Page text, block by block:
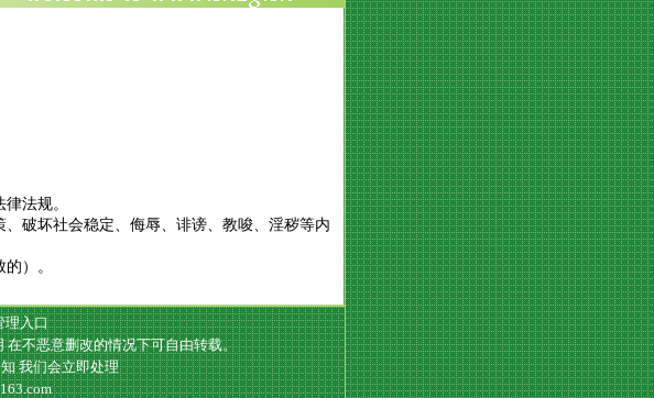
法规。
破坏社会稳定、侮辱、诽谤、教唆、淫秽等内
）。
理入口
在不恶意删改的情况下可自由转载。
我们会立即处理